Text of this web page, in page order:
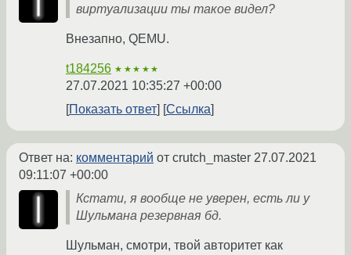
виртуализации ты такое видел?
Внезапно, QEMU.
t184256 ★★★★★
27.07.2021 10:35:27 +00:00
Показать ответ
Ссылка
Ответ на: комментарий от crutch_master 27.07.2021
09:11:07 +00:00
Кстати, я вообще не уверен, есть ли у
Шульмана резервная бд.
Шульман, смотри, твой авторитет как